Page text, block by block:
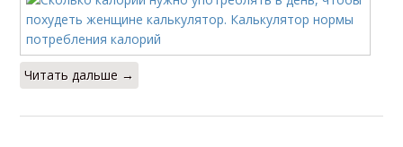
Читать дальше →